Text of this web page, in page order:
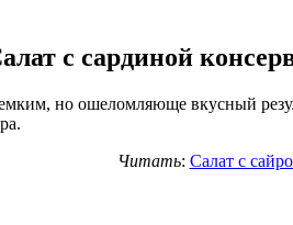
с сардиной
но ошеломляюще вкусный
Читать: Салат с